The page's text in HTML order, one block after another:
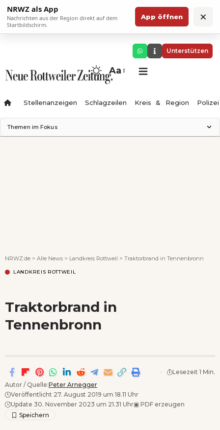
NRWZ als App
Nachrichten aus der Region direkt auf dem
Startbildschirm.
App öffnen ×
Unterstützen
Aa
Stellenanzeigen Schlagzeilen Kreis & Region Polizei
Themen im Fokus
NRWZ.de > Alle News > Landkreis Rottweil > Traktorbrand in Tennenbronn
LANDKREIS ROTTWEIL
Traktorbrand in
Tennenbronn
Autor / Quelle:Peter Arnegger
Veröffentlicht 27. August 2019 um 18.11 Uhr
Update 30. November 2023 um 21.31 Uhr▣ PDF erzeugen
Lesezeit 1 Min.